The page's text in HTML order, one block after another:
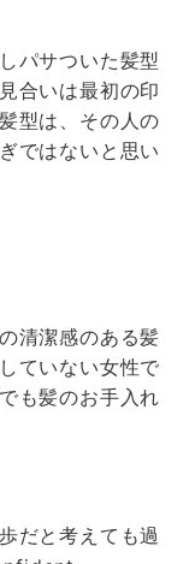
パサついた髪型
合いは最初の印
型は、その人の
ではないと思い
清潔感のある髪
ていない女性で
も髪のお手入れ
だと考えても過